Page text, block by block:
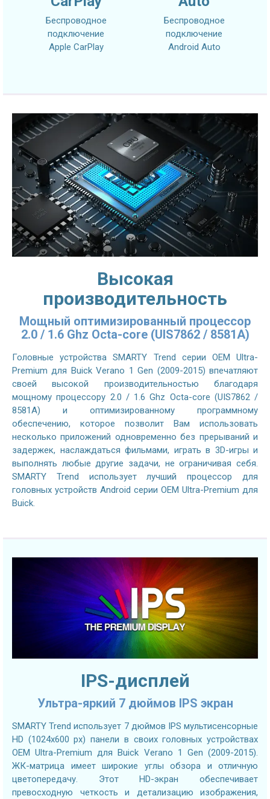
Беспроводное
подключение
Apple CarPlay
Беспроводное
подключение
Android Auto
Высокая
производительность
Мощный оптимизированный процессор
2.0 / 1.6 Ghz Octa-core (UIS7862 / 8581A)
Головные устройства SMARTY Trend серии OEM Ultra-
Premium для Buick Verano 1 Gen (2009-2015) впечатляют
своей высокой производительностью благодаря
мощному процессору 2.0 / 1.6 Ghz Octa-core (UIS7862 /
8581A) и оптимизированному программному
обеспечению, которое позволит Вам использовать
несколько приложений одновременно без прерываний и
задержек, наслаждаться фильмами, играть в 3D-игры и
выполнять любые другие задачи, не ограничивая себя.
SMARTY Trend использует лучший процессор для
головных устройств Android серии OEM Ultra-Premium для
Buick.
IPS-дисплей
Ультра-яркий 7 дюймов IPS экран
SMARTY Trend использует 7 дюймов IPS мультисенсорные
HD (1024х600 px) панели в своих головных устройствах
OEM Ultra-Premium для Buick Verano 1 Gen (2009-2015).
ЖК-матрица имеет широкие углы обзора и отличную
цветопередачу. Этот HD-экран обеспечивает
превосходную четкость и детализацию изображения,